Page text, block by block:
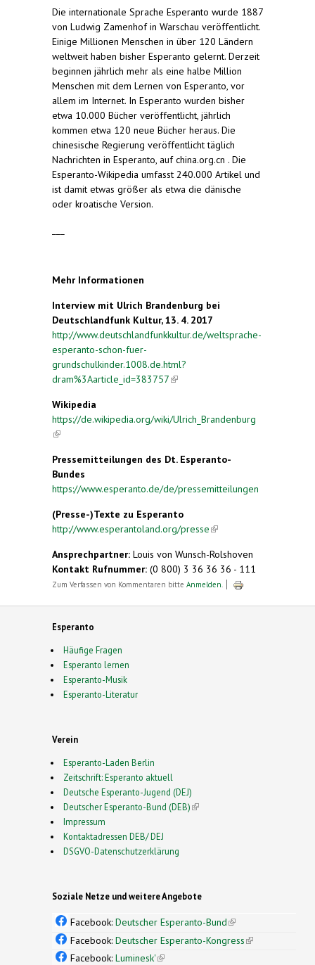
Die internationale Sprache Esperanto wurde 1887
von Ludwig Zamenhof in Warschau veröffentlicht.
Einige Millionen Menschen in über 120 Ländern
weltweit haben bisher Esperanto gelernt. Derzeit
beginnen jährlich mehr als eine halbe Million
Menschen mit dem Lernen von Esperanto, vor
allem im Internet. In Esperanto wurden bisher
etwa 10.000 Bücher veröffentlicht, jährlich
kommen etwa 120 neue Bücher heraus. Die
chinesische Regierung veröffentlicht täglich
Nachrichten in Esperanto, auf china.org.cn . Die
Esperanto-Wikipedia umfasst 240.000 Artikel und
ist damit etwas größer als etwa die dänische
oder kroatische Version.
Mehr Informationen
Interview mit Ulrich Brandenburg bei
Deutschlandfunk Kultur, 13. 4. 2017
http://www.deutschlandfunkkultur.de/weltsprache-
esperanto-schon-fuer-
grundschulkinder.1008.de.html?
dram%3Aarticle_id=383757(link is external)
Wikipedia
https://de.wikipedia.org/wiki/Ulrich_Brandenburg
(link is external)
Pressemitteilungen des Dt. Esperanto-
Bundes
https://www.esperanto.de/de/pressemitteilungen
(Presse-)Texte zu Esperanto
http://www.esperantoland.org/presse(link is
Ansprechpartner: Louis von Wunsch-Rolshoven
Kontakt Rufnummer: (0 800) 3 36 36 36 - 111
Zum Verfassen von Kommentaren bitte Anmelden
Esperanto
Häufige Fragen
Esperanto lernen
Esperanto-Musik
Esperanto-Literatur
Verein
Esperanto-Laden Berlin
Zeitschrift: Esperanto aktuell
Deutsche Esperanto-Jugend (DEJ)
Deutscher Esperanto-Bund (DEB)(link is external)
Impressum
Kontaktadressen DEB/ DEJ
DSGVO-Datenschutzerklärung
Soziale Netze und weitere Angebote
Facebook: Deutscher Esperanto-Bund(link is
external)
Facebook: Deutscher Esperanto-Kongress(link is
Facebook: Luminesk'(link is external)